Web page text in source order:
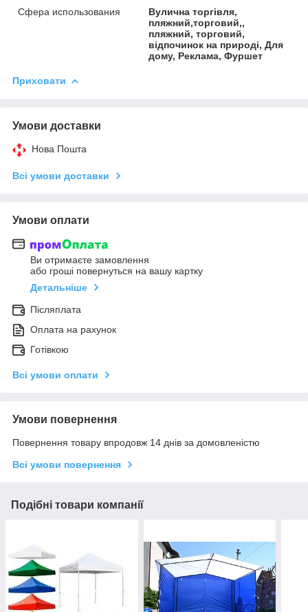
Сфера использования
Вулична торгівля,
пляжний,торговий,,
пляжний, торговий,
відпочинок на природі, Для
дому, Реклама, Фуршет
Приховати
Умови доставки
Нова Пошта
Всі умови доставки
Умови оплати
Ви отримаєте замовлення
або гроші повернуться на вашу картку
Детальніше
Післяплата
Оплата на рахунок
Готівкою
Всі умови оплати
Умови повернення
Повернення товару впродовж 14 днів за домовленістю
Всі умови повернення
Подібні товари компанії